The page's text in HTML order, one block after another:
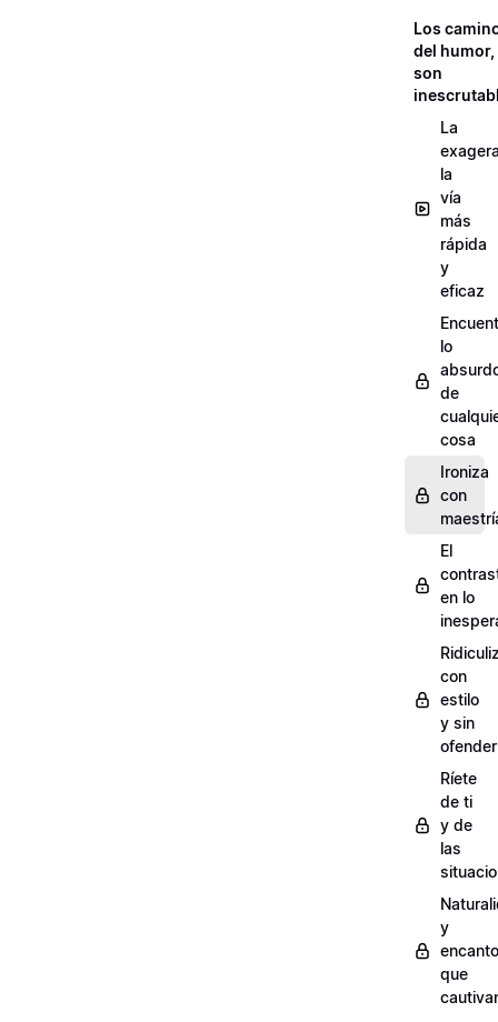
Los
del humor,
son
La
la
vía
más
rápida
y
eficaz
lo
de
cosa
Ironiza
con
El
en lo
con
estilo
y sin
ofender
Ríete
de ti
y de
las
y
encanto
que